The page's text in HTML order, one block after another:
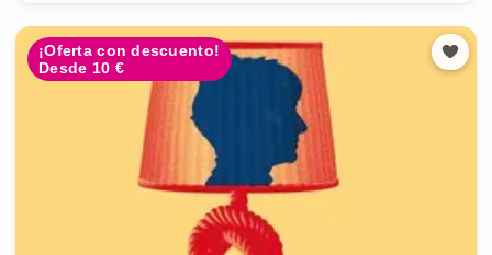
¡Oferta con descuento!
Desde 10 €